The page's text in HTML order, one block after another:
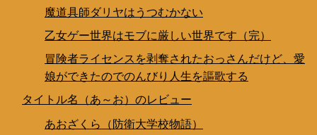
魔道具師ダリヤはうつむかない
乙女ゲー世界はモブに厳しい世界です（完）
冒険者ライセンスを剥奪されたおっさんだけど、愛
娘ができたのでのんびり人生を謳歌する
タイトル名（あ～お）のレビュー
あおざくら（防衛大学校物語）